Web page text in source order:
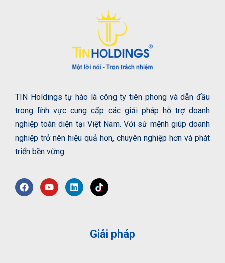
TIN Holdings tự hào là công ty tiên phong và dẫn đầu
trong lĩnh vực cung cấp các giải pháp hỗ trợ doanh
nghiệp toàn diện tại Việt Nam. Với sứ mệnh giúp doanh
nghiệp trở nên hiệu quả hơn, chuyên nghiệp hơn và phát
triển bền vững.
Giải pháp